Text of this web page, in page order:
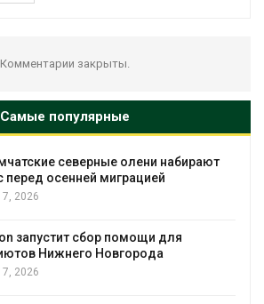
Комментарии закрыты.
Самые популярные
Тайфун, засуха и пожары: сразу
несколько регионов столкнулись с
экстремальными природными
Солнечные панели над каналами
позволяют одновременно